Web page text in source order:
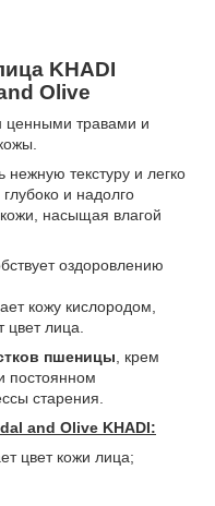
KHADI
Olive
ценными травами и
текстуру и легко
и надолго
кожи, насыщая влагой
оздоровлению
кожу кислородом,
лица.
пшеницы , крем
постоянном
старения.
and Olive KHADI:
цвет кожи лица;